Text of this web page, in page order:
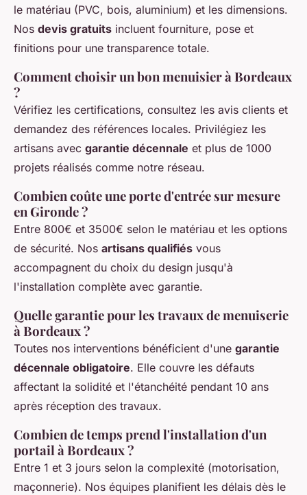
le matériau (PVC, bois, aluminium) et les dimensions.
Nos devis gratuits incluent fourniture, pose et
finitions pour une transparence totale.
Comment choisir un bon menuisier à Bordeaux
?
Vérifiez les certifications, consultez les avis clients et
demandez des références locales. Privilégiez les
artisans avec garantie décennale et plus de 1000
projets réalisés comme notre réseau.
Combien coûte une porte d'entrée sur mesure
en Gironde ?
Entre 800€ et 3500€ selon le matériau et les options
de sécurité. Nos artisans qualifiés vous
accompagnent du choix du design jusqu'à
l'installation complète avec garantie.
Quelle garantie pour les travaux de menuiserie
à Bordeaux ?
Toutes nos interventions bénéficient d'une garantie
décennale obligatoire. Elle couvre les défauts
affectant la solidité et l'étanchéité pendant 10 ans
après réception des travaux.
Combien de temps prend l'installation d'un
portail à Bordeaux ?
Entre 1 et 3 jours selon la complexité (motorisation,
maçonnerie). Nos équipes planifient les délais dès le